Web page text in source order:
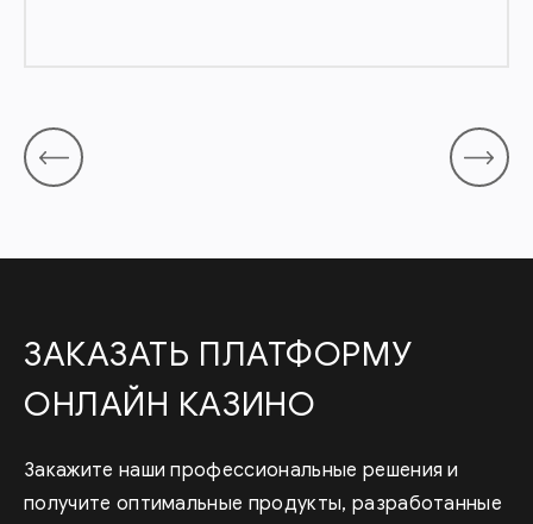
ЗАКАЗАТЬ ПЛАТФОРМУ
ОНЛАЙН КАЗИНО
Закажите наши профессиональные решения и
получите оптимальные продукты, разработанные